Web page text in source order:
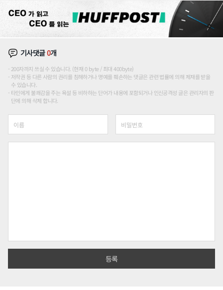
기사댓글0개
200자까지 쓰실 수 있습니다. (현재 0 byte / 최대 400byte)
저작권 등 다른 사람의 권리를 침해하거나 명예를 훼손하는 댓글은 관련 법률에 의해 제재를 받을
수 있습니다.
타인에게 불쾌감을 주는 욕설 등 비하하는 단어가 내용에 포함되거나 인신공격성 글은 관리자의 판
단에 의해 삭제 합니다.